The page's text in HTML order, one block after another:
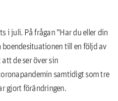
i juli. På frågan ”Har du eller din
till en följd av
de ser över sin
samtidigt som tre
gjort förändringen.